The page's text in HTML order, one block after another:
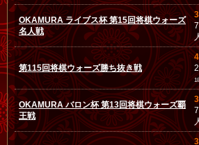
OKAMURA ライブス杯 第15回将棋ウォーズ
名人戦
第115回将棋ウォーズ勝ち抜き戦
OKAMURA バロン杯 第13回将棋ウォーズ覇
王戦